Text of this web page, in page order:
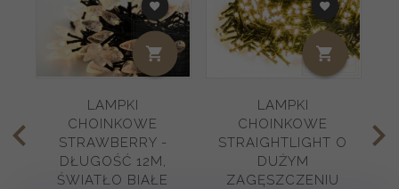
LAMPKI
CHOINKOWE
STRAWBERRY -
DŁUGOŚĆ 12M,
ŚWIATŁO BIAŁE
LAMPKI
CHOINKOWE
STRAIGHTLIGHT O
DUŻYM
ZAGĘSZCZENIU